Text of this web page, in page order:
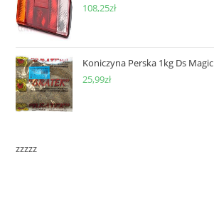
108,25zł
Koniczyna Perska 1kg Ds Magic
25,99zł
zzzzz